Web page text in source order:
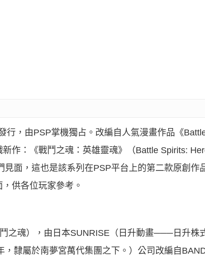
行，由PSP掌機獨占。改編自人氣漫畫作品《
作：《戰鬥之魂：英雄靈魂》（Battle Spirits:
見面，這也是該系列在PSP平台上的第二款原創
供各位玩家參考。
鬥之魂），由日本SUNRISE（日升動畫───日升
，隸屬於南夢宮萬代集團之下。）公司改編自